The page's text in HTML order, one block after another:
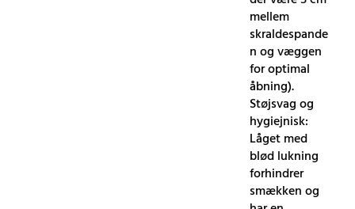
mellem
skraldespande
n og væggen
for optimal
åbning).
Støjsvag og
hygiejnisk:
Låget med
blød lukning
forhindrer
smækken og